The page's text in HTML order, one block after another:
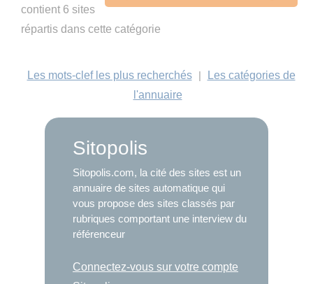
contient 6 sites
répartis dans cette catégorie
Les mots-clef les plus recherchés |
Les catégories de
l'annuaire
Sitopolis
Sitopolis.com, la cité des sites est un
annuaire de sites automatique qui
vous propose des sites classés par
rubriques comportant une interview du
référenceur
Connectez-vous sur votre compte